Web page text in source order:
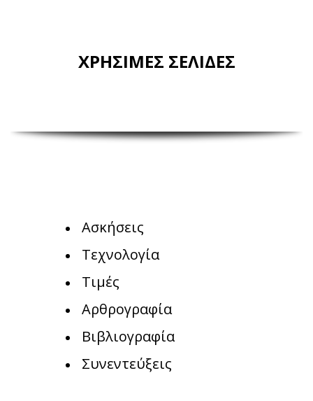
ΧΡΗΣΙΜΕΣ ΣΕΛΙΔΕΣ
Ασκήσεις
Τεχνολογία
Τιμές
Αρθρογραφία
Βιβλιογραφία
Συνεντεύξεις